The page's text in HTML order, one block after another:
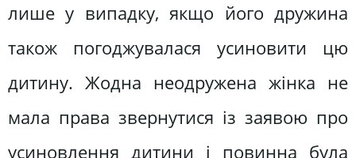
лише у випадку, якщо його дружина
також погоджувалася усиновити цю
дитину. Жодна неодружена жінка не
мала права звернутися із заявою про
усиновлення дитини і повинна була